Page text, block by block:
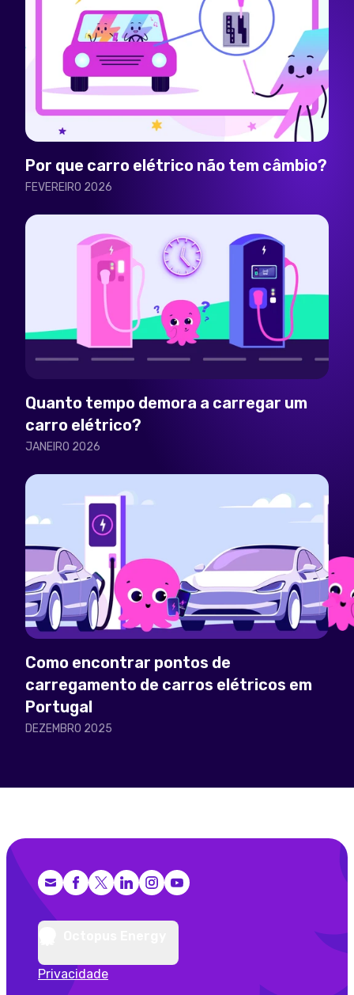
Por que carro elétrico não tem câmbio?
FEVEREIRO 2026
Quanto tempo demora a carregar um
carro elétrico?
JANEIRO 2026
Como encontrar pontos de
carregamento de carros elétricos em
Portugal
DEZEMBRO 2025
Facebook
X (Twitter)
LinkedInInstagram
YouTube
Privacidade